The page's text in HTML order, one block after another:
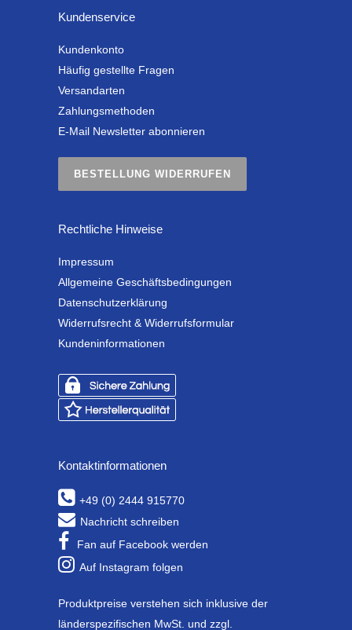
Kundenservice
Kundenkonto
Häufig gestellte Fragen
Versandarten
Zahlungsmethoden
E-Mail Newsletter abonnieren
BESTELLUNG WIDERRUFEN
Rechtliche Hinweise
Impressum
Allgemeine Geschäftsbedingungen
Datenschutzerklärung
Widerrufsrecht & Widerrufsformular
Kundeninformationen
Kontaktinformationen
+49 (0) 2444 915770
Nachricht schreiben
Fan auf Facebook werden
Auf Instagram folgen
Produktpreise verstehen sich inklusive der
länderspezifischen MwSt. und zzgl.